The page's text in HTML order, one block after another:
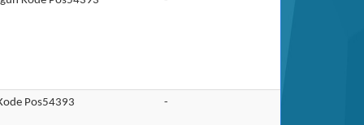
Pos54393 -